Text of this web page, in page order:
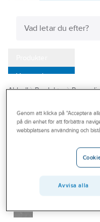
Varumärken
Outlet
Branscher
Ahlsell Produkter
Genom att klicka på "Acceptera
på din enhet för att förbättra
webbplatsens användning och
Avvisa alla